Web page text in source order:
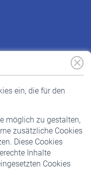
ein, die für den
möglich zu gestalten,
zusätzliche Cookies
Diese Cookies
Inhalte
Cookies